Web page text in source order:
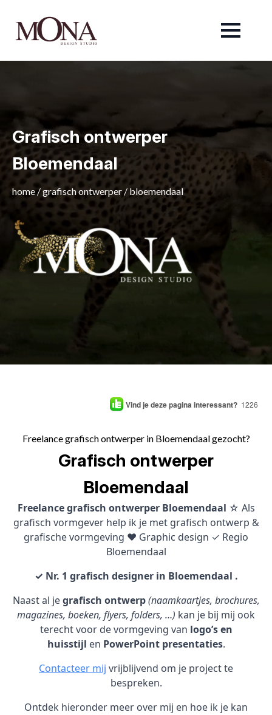
Grafisch ontwerper
Bloemendaal
home /grafisch ontwerper / bloemendaal
Vind je deze pagina interessant? 1226
Freelance grafisch ontwerper in Bloemendaal gezocht?
Grafisch ontwerper
Bloemendaal
Freelance grafisch ontwerper Bloemendaal ☆ Als
grafisch vormgever help ik je met grafisch ontwerp &
grafische vormgeving ♥ Graphic design ✓ Regio
Bloemendaal
✓ Nr. 1 grafisch designer in Bloemendaal .
Naast al jegrafisch ontwerp (naamkaartjes, brochures,
magazines, boeken, flyers, folders, …) kan je bij mij ook
terecht voor de vormgeving van logo’s en
huisstijl en PowerPoint presentaties.
Contacteer mij vrijblijvend om je project te
bespreken.
Ontdek hieronder meer over mij en hoe ik je kan